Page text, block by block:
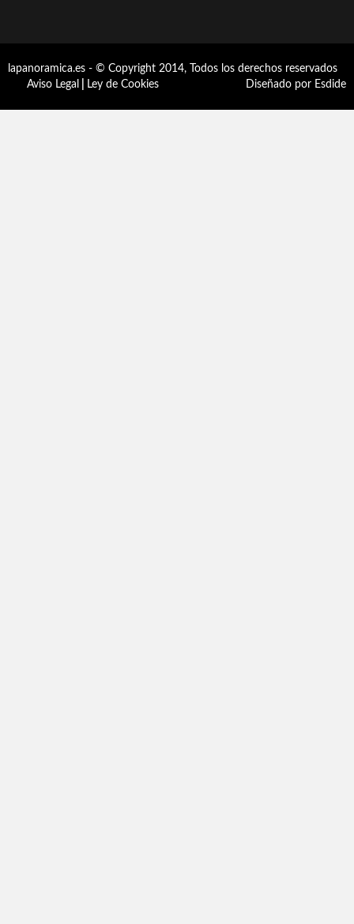
lapanoramica.es - © Copyright 2014, Todos los derechos reservados
Aviso Legal
Ley de Cookies Diseñado por Esdide